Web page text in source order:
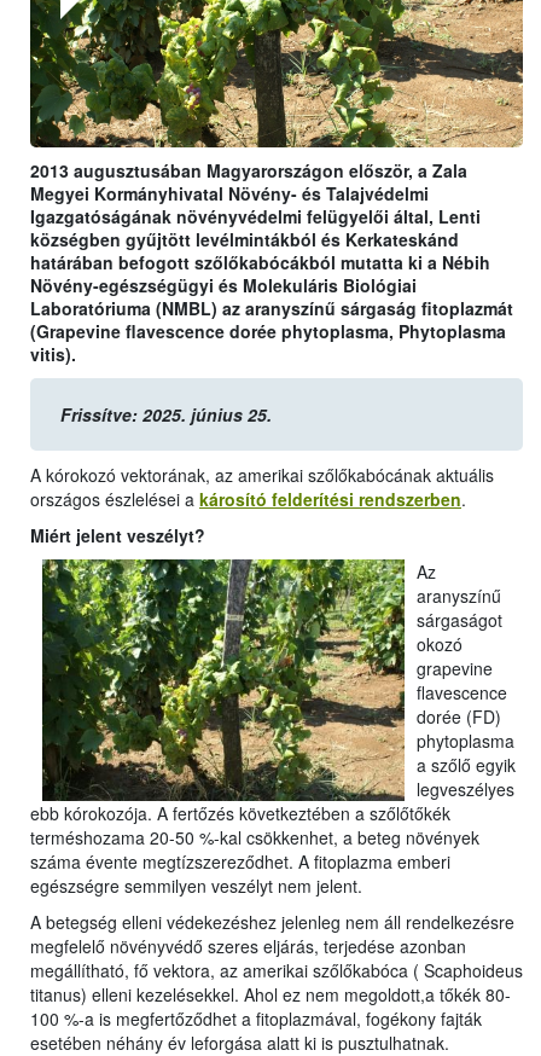
2013 augusztusában Magyarországon először, a Zala
Megyei Kormányhivatal Növény- és Talajvédelmi
Igazgatóságának növényvédelmi felügyelői által, Lenti
községben gyűjtött levélmintákból és Kerkateskánd
határában befogott szőlőkabócákból mutatta ki a Nébih
Növény-egészségügyi és Molekuláris Biológiai
Laboratóriuma (NMBL) az aranyszínű sárgaság fitoplazmát
(Grapevine flavescence dorée phytoplasma, Phytoplasma
vitis).
Frissítve: 2025. június 25.
A kórokozó vektorának, az amerikai szőlőkabócának aktuális
országos észlelései a károsító felderítési rendszerben.
Miért jelent veszélyt?
Az
aranyszínű
sárgaságot
okozó
grapevine
flavescence
dorée (FD)
phytoplasma
a szőlő egyik
legveszélyes
ebb kórokozója. A fertőzés következtében a szőlőtőkék
terméshozama 20-50 %-kal csökkenhet, a beteg növények
száma évente megtízszereződhet. A fitoplazma emberi
egészségre semmilyen veszélyt nem jelent.
A betegség elleni védekezéshez jelenleg nem áll rendelkezésre
megfelelő növényvédő szeres eljárás, terjedése azonban
megállítható, fő vektora, az amerikai szőlőkabóca ( Scaphoideus
titanus) elleni kezelésekkel. Ahol ez nem megoldott,a tőkék 80-
100 %-a is megfertőződhet a fitoplazmával, fogékony fajták
esetében néhány év leforgása alatt ki is pusztulhatnak.